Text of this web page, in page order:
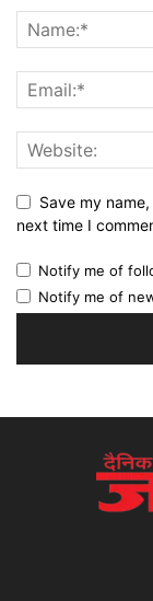
Save my
next time I
Notify me of
Notify me of